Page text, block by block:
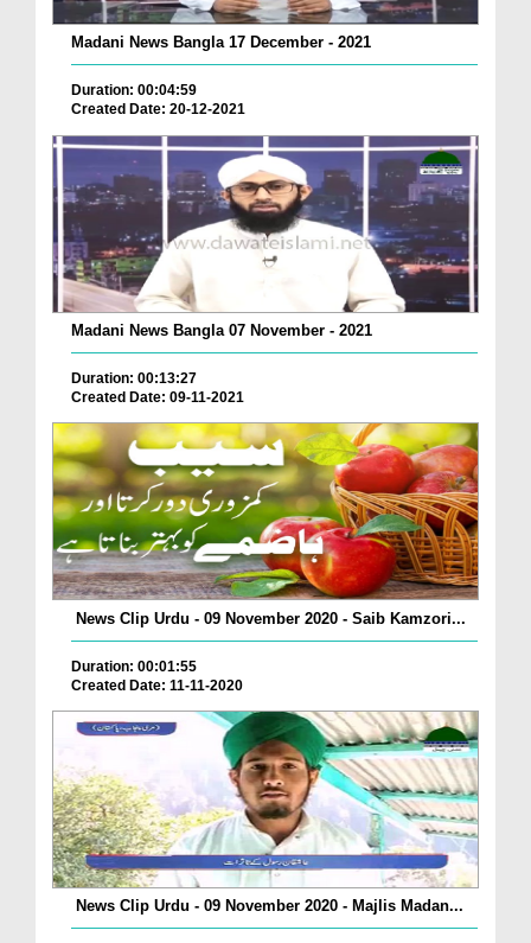
Madani News Bangla 17 December - 2021
Duration: 00:04:59
Created Date: 20-12-2021
Madani News Bangla 07 November - 2021
Duration: 00:13:27
Created Date: 09-11-2021
News Clip Urdu - 09 November 2020 - Saib Kamzori...
Duration: 00:01:55
Created Date: 11-11-2020
News Clip Urdu - 09 November 2020 - Majlis Madan...